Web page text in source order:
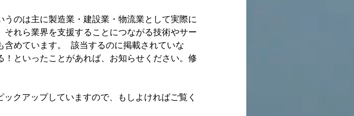
のは主に製造業・建設業・物流業として実際に
れら業界を支援することにつながる技術やサー
めています。  該当するのに掲載されていな
といったことがあれば、お知らせください。修
クアップしていますので、もしよければご覧く